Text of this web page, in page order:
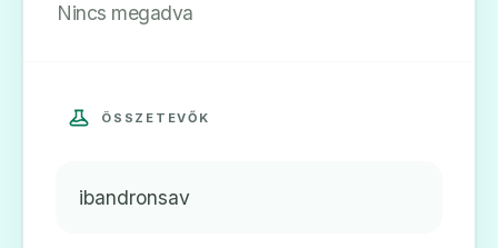
Nincs megadva
ÖSSZETEVŐK
ibandronsav